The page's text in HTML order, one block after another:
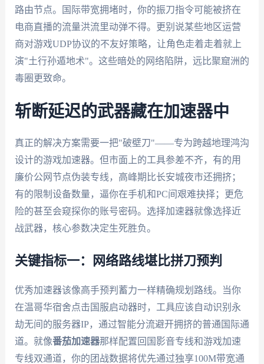
路由节点。国际带宽拥堵时，你的振刀指令可能被挤在
电商直播的流量洪流里动弹不得。更别说某些地区运营
商对游戏UDP协议的不友好策略，让角色走着走着就上
演"土行孙遁地术"。这些暗处的网络陷阱，远比聚窟洲的
毒圈更致命。
斩断延迟的武器藏在加速器中
真正的解决方案需要一把"破壁刀"——专为跨越地理鸿沟
设计的游戏加速器。但市面上的工具参差不齐，有的用
廉价公网节点伪装专线，高峰期比长安城夜市还拥挤；
有的限制设备数量，逼你在手机和PC间艰难抉择；更危
险的甚至会窥探你的账号密码。选择加速器就像选择近
战武器，核心参数决定生死胜负。
关键指标一：网络路线堪比拼刀预判
优秀加速器该像高手预判蓄力一样精确规划路线。当你
在温哥华宿舍点击国服启动器时，工具应该自动识别永
劫无间的服务器IP，通过智能分流避开拥挤的普通国际通
道。就像番茄加速器那样配置回国影音专线和游戏加速
专线双通道，你的团战数据将优先通过独享100M带宽通